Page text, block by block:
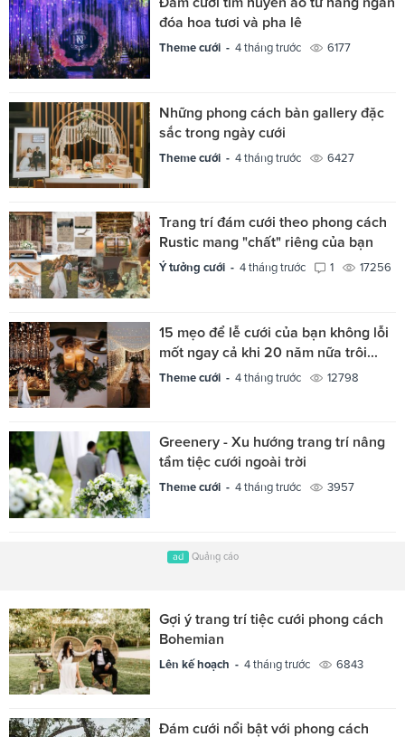
đóa hoa tươi và pha lê
Theme cưới - 4 tháng trước 6177
Những phong cách bàn gallery đặc
sắc trong ngày cưới
Theme cưới - 4 tháng trước 6427
Trang trí đám cưới theo phong cách
Rustic mang "chất" riêng của bạn
Ý tưởng cưới - 4 tháng trước 1 17256
15 mẹo để lễ cưới của bạn không lỗi
mốt ngay cả khi 20 năm nữa trôi...
Theme cưới - 4 tháng trước 12798
Greenery - Xu hướng trang trí nâng
tầm tiệc cưới ngoài trời
Theme cưới - 4 tháng trước 3957
ad Quảng cáo
Gợi ý trang trí tiệc cưới phong cách
Bohemian
Lên kế hoạch - 4 tháng trước 6843
Đám cưới nổi bật với phong cách